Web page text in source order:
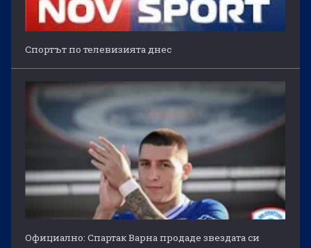
Спортът по телевизията днес
Официално: Спартак Варна продаде звездата си